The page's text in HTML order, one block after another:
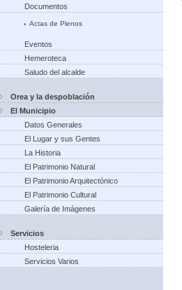
Documentos
Actas de Plenos
Eventos
Hemeroteca
Saludo del alcalde
Orea y la despoblación
El Municipio
Datos Generales
El Lugar y sus Gentes
La Historia
El Patrimonio Natural
El Patrimonio Arquitectónico
El Patrimonio Cultural
Galería de Imágenes
Servicios
Hosteleria
Servicios Varios